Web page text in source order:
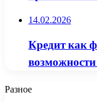
14.02.2026
Кредит как
Разное